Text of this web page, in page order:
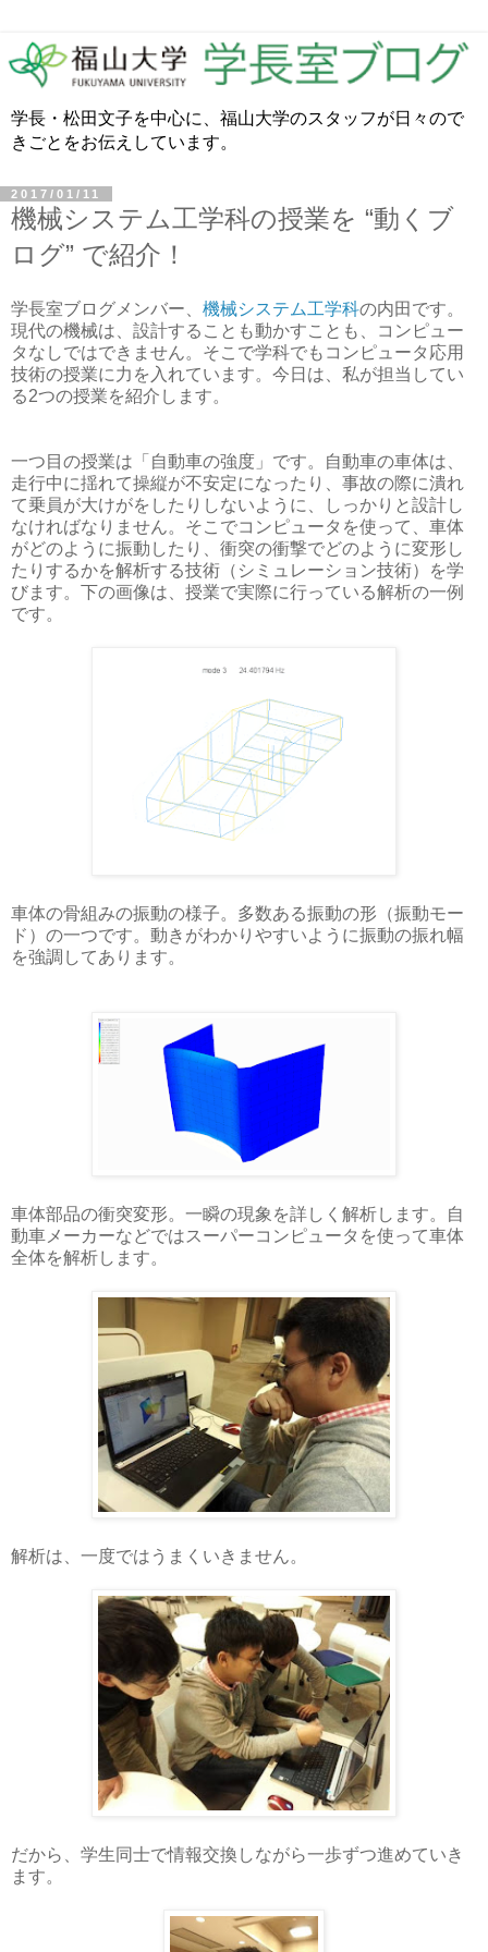
学長・松田文子を中心に、福山大学のスタッフが日々ので
きごとをお伝えしています。
2017/01/11
機械システム工学科の授業を “動くブ
ログ” で紹介！
学長室ブログメンバー、 機械システム工学科の内田です。
現代の機械は、設計することも動かすことも、コンピュー
タなしではできません。そこで学科でもコンピュータ応用
技術の授業に力を入れています。今日は、私が担当してい
る2つの授業を紹介します。
一つ目の授業は「自動車の強度」です。自動車の車体は、
走行中に揺れて操縦が不安定になったり、事故の際に潰れ
て乗員が大けがをしたりしないように、しっかりと設計し
なければなりません。そこでコンピュータを使って、車体
がどのように振動したり、衝突の衝撃でどのように変形し
たりするかを解析する技術（シミュレーション技術）を学
びます。下の画像は、授業で実際に行っている解析の一例
です。
車体の骨組みの振動の様子。多数ある振動の形（振動モー
ド）の一つです。動きがわかりやすいように振動の振れ幅
を強調してあります。
車体部品の衝突変形。一瞬の現象を詳しく解析します。自
動車メーカーなどではスーパーコンピュータを使って車体
全体を解析します。
解析は、一度ではうまくいきません。
だから、学生同士で情報交換しながら一歩ずつ進めていき
ます。